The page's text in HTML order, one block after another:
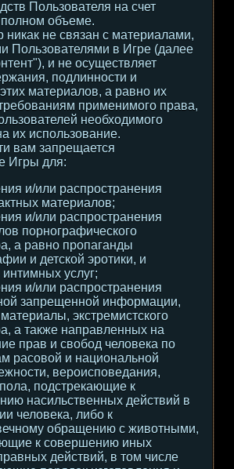
Пользователя на счет
объеме.
никак не связан с материалами,
Пользователями в Игре (далее
и не осуществляет
подлинности и
материалов, а равно их
применимого права,
необходимого
их использование.
вам запрещается
Игры для:
и/или распространения
материалов;
и/или распространения
порнографического
а равно пропаганды
и детской эротики, и
услуг;
и/или распространения
запрещенной информации,
экстремистского
а также направленных на
прав и свобод человека по
расовой и национальной
вероисповедания,
подстрекающие к
насильственных действий в
человека, либо к
обращению с животными,
к совершению иных
действий, в том числе